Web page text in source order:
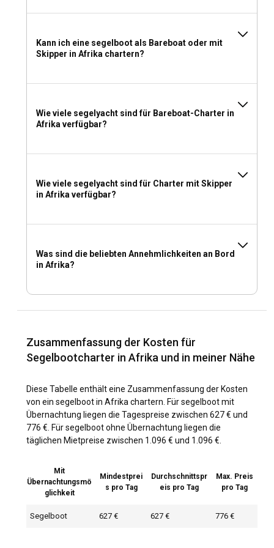
Was sollte man für einen Segelboot-Charter in
Charter in Afrika Sicherheitsausrüstung, saisonale Kleidung,
meeresfreundlichen Sonnenschutz und
Unterhaltungsmöglichkeiten. Denken Sie daran,
Kann ich eine segelboot als Bareboat oder mit
Skipper in Afrika chartern?
Wie viele segelyacht sind für Bareboat-Charter in
Afrika verfügbar?
Wie viele segelyacht sind für Charter mit Skipper
in Afrika verfügbar?
Was sind die beliebten Annehmlichkeiten an Bord
in Afrika?
Zusammenfassung der Kosten für
Segelbootcharter in Afrika und in meiner Nähe
Diese Tabelle enthält eine Zusammenfassung der Kosten
von ein segelboot in Afrika chartern. Für segelboot mit
Übernachtung liegen die Tagespreise zwischen 627 € und
776 €. Für segelboot ohne Übernachtung liegen die
täglichen Mietpreise zwischen 1.096 € und 1.096 €.
Mit
Übernachtungsmö
glichkeit
Mindestprei
s pro Tag
Durchschnittspr
eis pro Tag
Max. Preis
pro Tag
Segelboot 627 € 627 € 776 €